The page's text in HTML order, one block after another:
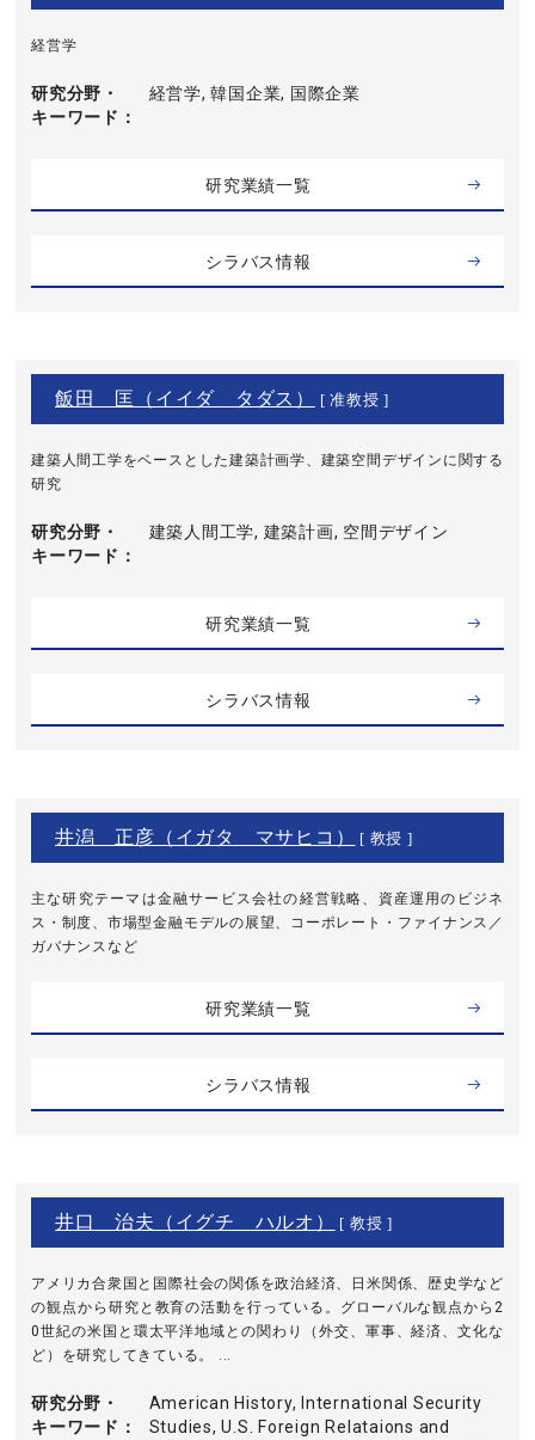
経営学
研究分野・
キーワード
経営学, 韓国企業, 国際企業
研究業績一覧
シラバス情報
飯田 匡（イイダ タダス） [ 准教授 ]
建築人間工学をベースとした建築計画学、建築空間デザインに関する
研究
研究分野・
キーワード
建築人間工学, 建築計画, 空間デザイン
研究業績一覧
シラバス情報
井潟 正彦（イガタ マサヒコ） [ 教授 ]
主な研究テーマは金融サービス会社の経営戦略、資産運用のビジネ
ス・制度、市場型金融モデルの展望、コーポレート・ファイナンス／
ガバナンスなど
研究業績一覧
シラバス情報
井口 治夫（イグチ ハルオ） [ 教授 ]
アメリカ合衆国と国際社会の関係を政治経済、日米関係、歴史学など
の観点から研究と教育の活動を行っている。グローバルな観点から2
0世紀の米国と環太平洋地域との関わり（外交、軍事、経済、文化な
ど）を研究してきている。 ...
研究分野・
キーワード
American History, International Security
Studies, U.S. Foreign Relataions and